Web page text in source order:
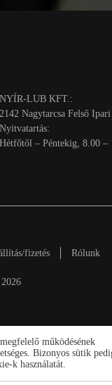
NYÍR-LUB KFT.:
2142 Nagytarcsa Felső
Nyitvatartás:
Hétfőtől – Péntekig, 8.00 –
fizetés Rólunk
működésének
Bizonyos sütik
k használatát.